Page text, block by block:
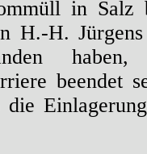
in Salz
H.-H.
beendet